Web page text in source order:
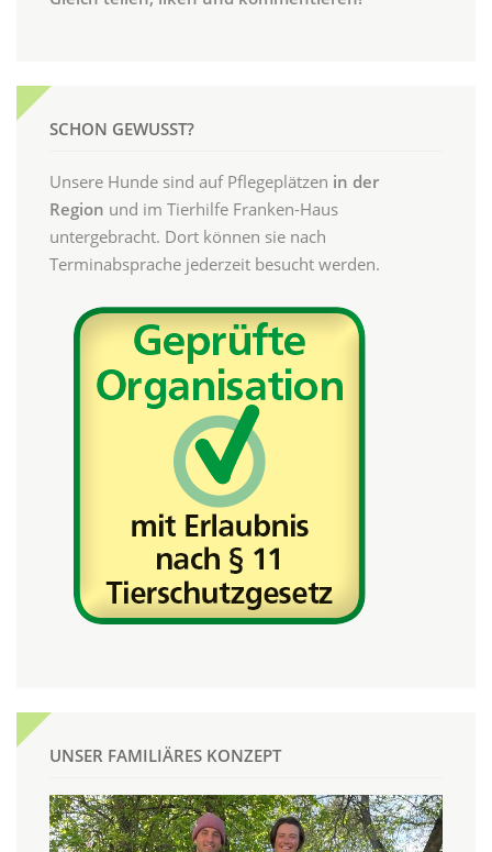
SCHON GEWUSST?
Unsere Hunde sind auf Pflegeplätzen in der
Region und im Tierhilfe Franken-Haus
untergebracht. Dort können sie nach
Terminabsprache jederzeit besucht werden.
UNSER FAMILIÄRES KONZEPT